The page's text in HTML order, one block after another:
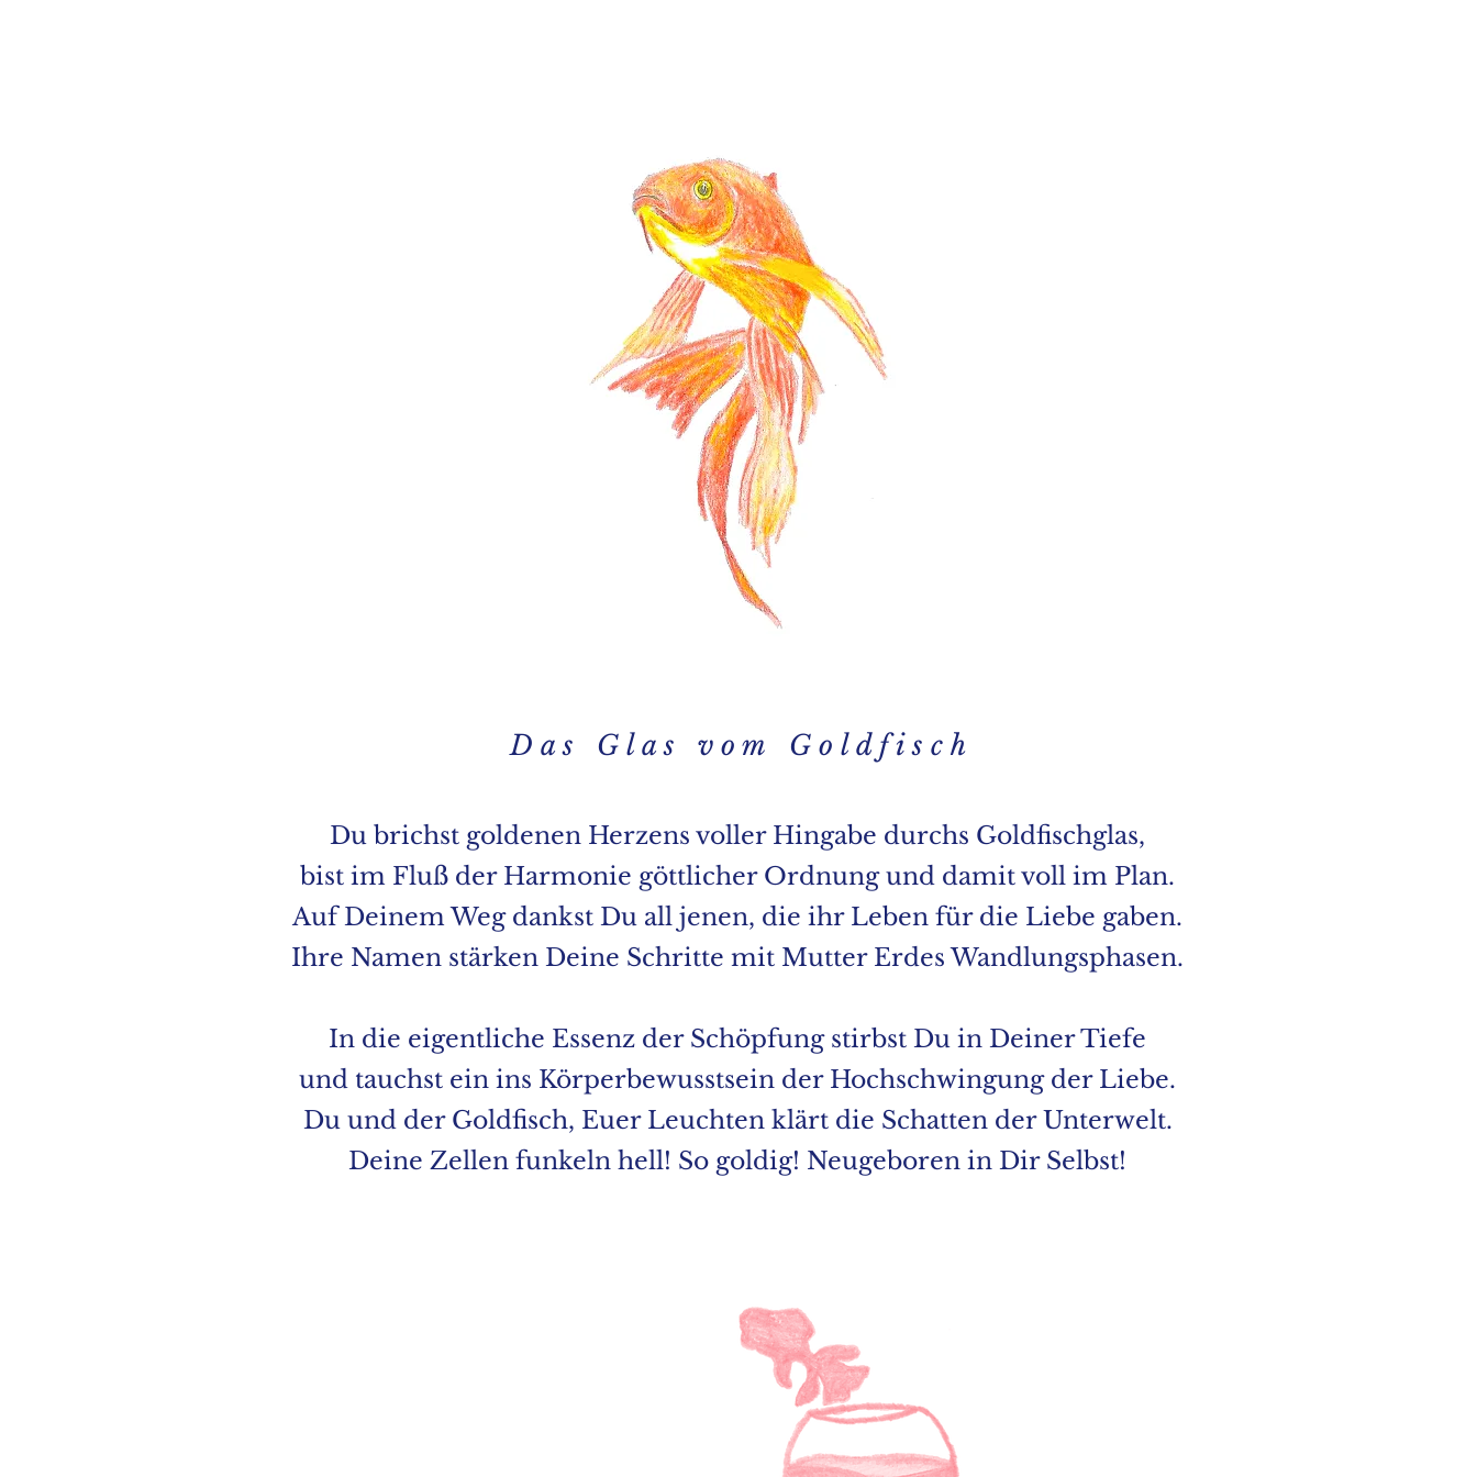
D a s G l a s v o m G o l d f i s c h
Du brichst goldenen Herzens voller Hingabe durchs Goldfischglas,
bist im Fluß der Harmonie göttlicher Ordnung und damit voll im Plan.
Auf Deinem Weg dankst Du all jenen, die ihr Leben für die Liebe gaben.
Ihre Namen stärken Deine Schritte mit Mutter Erdes Wandlungsphasen.
In die eigentliche Essenz der Schöpfung stirbst Du in Deiner Tiefe
und tauchst ein ins Körperbewusstsein der Hochschwingung der Liebe.
Du und der Goldfisch, Euer Leuchten klärt die Schatten der Unterwelt.
Deine Zellen funkeln hell! So goldig! Neugeboren in Dir Selbst!